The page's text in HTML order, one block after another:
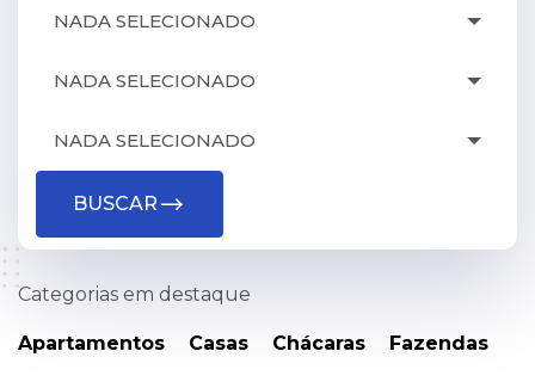
NADA SELECIONADO
NADA SELECIONADO
NADA SELECIONADO
BUSCAR
Categorias em destaque
Apartamentos Casas Chácaras Fazendas